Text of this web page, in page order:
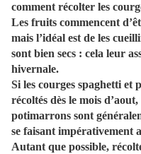
comment récolter les
Les fruits commencent
mais l’idéal est de les
sont bien secs : cela leur
hivernale.
Si les courges spaghetti et
récoltés dès le mois
potimarrons sont
se faisant impérativement
Autant que possible,